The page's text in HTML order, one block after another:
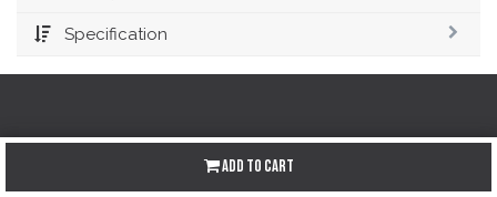
Add to Cart
Specification
Redes sociales